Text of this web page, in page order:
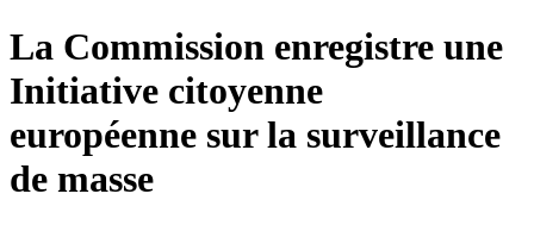
La Commission enregistre une
Initiative citoyenne
européenne sur la surveillance
de masse